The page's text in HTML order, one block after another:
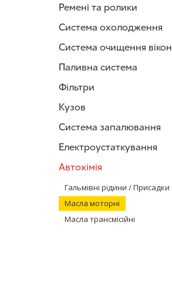
Ремені та ролики
Система охолодження
Система очищення вікон
Паливна система
Фільтри
Кузов
Система запалювання
Електроустаткування
Автохімія
Гальмівні рідини / Присадки
Масла моторні
Масла трансмісійні